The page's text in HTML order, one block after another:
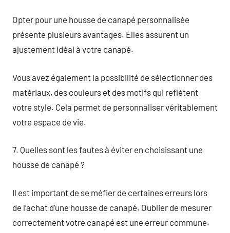
Opter pour une housse de canapé personnalisée
présente plusieurs avantages. Elles assurent un
ajustement idéal à votre canapé.
Vous avez également la possibilité de sélectionner des
matériaux, des couleurs et des motifs qui reflètent
votre style. Cela permet de personnaliser véritablement
votre espace de vie.
7. Quelles sont les fautes à éviter en choisissant une
housse de canapé ?
Il est important de se méfier de certaines erreurs lors
de l’achat d’une housse de canapé. Oublier de mesurer
correctement votre canapé est une erreur commune.